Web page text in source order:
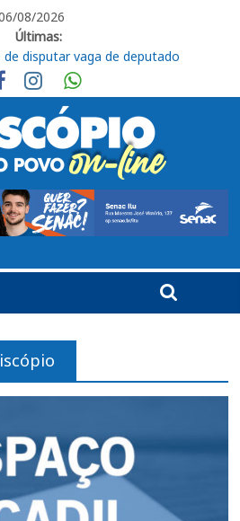
08/2026
Últimas:
disputar vaga de deputado
em Itu reflete cenário
estratégicos
exige limites e orientação, alerta
em alta nas vendas para o Dia
Região mobiliza comunidade em prol